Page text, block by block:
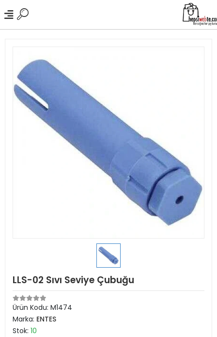
LLS-02 Sıvı Seviye Çubuğu
Ürün Kodu: M1474
Marka: ENTES
Stok: 10